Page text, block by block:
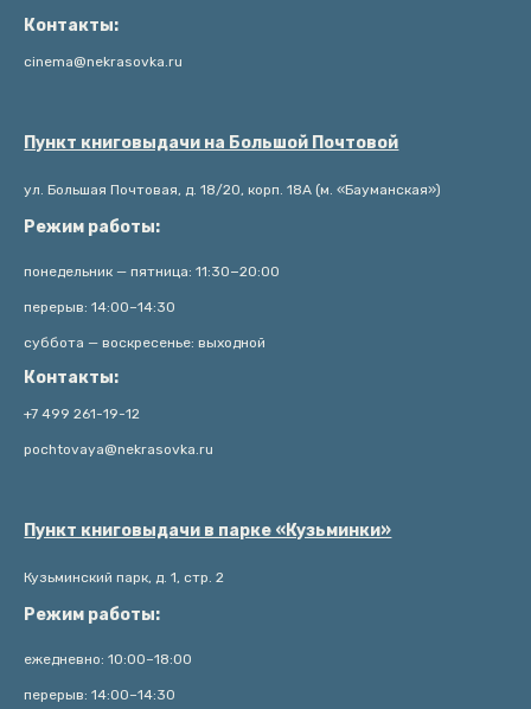
Контакты:
cinema@nekrasovka.ru
Пункт книговыдачи на Большой Почтовой
ул. Большая Почтовая, д. 18/20, корп. 18А (м. «Бауманская»)
Режим работы:
понедельник — пятница: 11:30−20:00
перерыв: 14:00–14:30
суббота — воскресенье: выходной
Контакты:
+7 499 261-19-12
pochtovaya@nekrasovka.ru
Пункт книговыдачи в парке «Кузьминки»
Кузьминский парк, д. 1, стр. 2
Режим работы:
ежедневно: 10:00–18:00
перерыв: 14:00–14:30